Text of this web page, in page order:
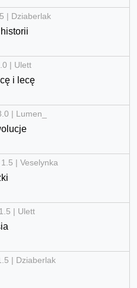
| Dziaberlak
| Ulett
i lecę
| Lumen_
| Veselynka
| Ulett
| Dziaberlak